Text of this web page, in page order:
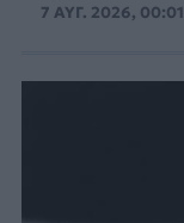
7 ΑΥΓ. 2026, 00:01